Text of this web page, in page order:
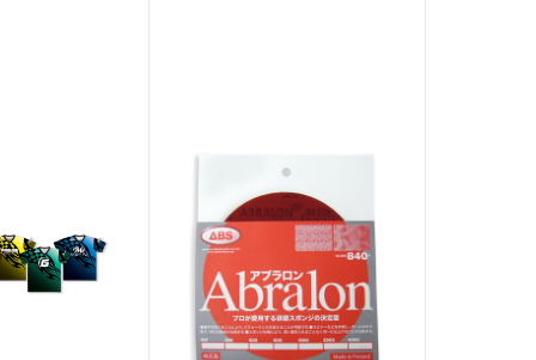
#Urethane素材
ルバッファー #クリーナーミキシングシ
ステム
#ウィックパッド